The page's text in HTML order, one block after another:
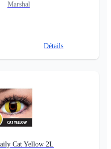
Marshal
Détails
Cat Yellow 2L